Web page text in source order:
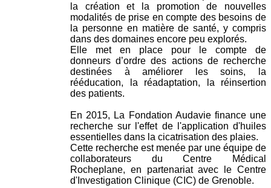
la création et la promotion de nouvelles
modalités de prise en compte des besoins de
la personne en matière de santé, y compris
dans des domaines encore peu explorés.
Elle met en place pour le compte de
donneurs d’ordre des actions de recherche
destinées à améliorer les soins, la
rééducation, la réadaptation, la réinsertion
des patients.
En 2015, La Fondation Audavie finance une
recherche sur l'effet de l'application d'huiles
essentielles dans la cicatrisation des plaies.
Cette recherche est menée par une équipe de
collaborateurs du Centre Médical
Rocheplane, en partenariat avec le Centre
d'Investigation Clinique (CIC) de Grenoble.